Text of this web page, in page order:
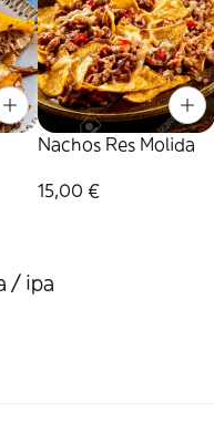
Nachos Res Molida
15,00 €
/ ipa